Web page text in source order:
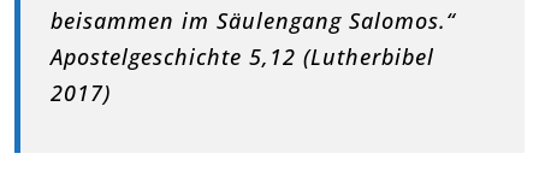
beisammen im Säulengang Salomos.“
Apostelgeschichte 5,12 (Lutherbibel
2017)